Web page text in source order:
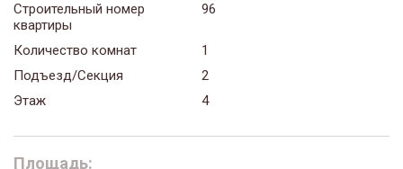
Строительный номер
квартиры
96
Количество комнат
1
Подъезд/Секция
2
Этаж
4
Площадь: